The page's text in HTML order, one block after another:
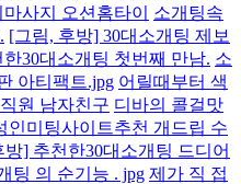
사지 오션홈타이
소개팅속
[그림, 후방] 30대소개팅 제보
30대소개팅 첫번째 만남. 소
아티팩트.jpg 어릴때부터 색
원 남자친구 디바의 콜걸맛
인미팅사이트추천 개드립 수
방] 추천한30대소개팅 드디어
팅 의 순기능 . jpg 제가 직 접